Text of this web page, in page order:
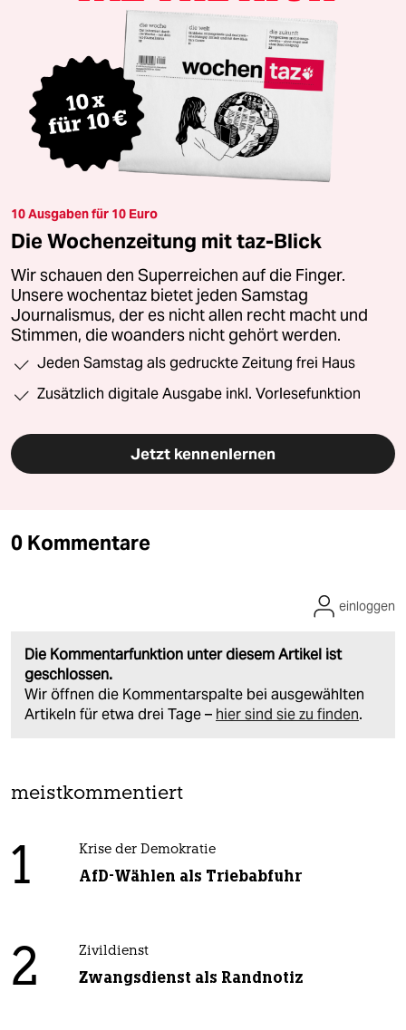
10 Ausgaben für 10 Euro
Die Wochenzeitung mit taz-Blick
Wir schauen den Superreichen auf die Finger.
Unsere wochentaz bietet jeden Samstag
Journalismus, der es nicht allen recht macht und
Stimmen, die woanders nicht gehört werden.
Jeden Samstag als gedruckte Zeitung frei Haus
Zusätzlich digitale Ausgabe inkl. Vorlesefunktion
Jetzt kennenlernen
0 Kommentare
Die Kommentarfunktion unter diesem Artikel ist
geschlossen.
Wir öffnen die Kommentarspalte bei ausgewählten
Artikeln für etwa drei Tage – hier sind sie zu finden.
einloggen
meistkommentiert
1 Krise der Demokratie
AfD-Wählen als Triebabfuhr
2 Zivildienst
Zwangsdienst als Randnotiz